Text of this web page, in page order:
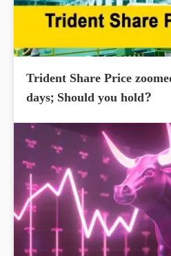
Trident Share Price
days; Should you hold?